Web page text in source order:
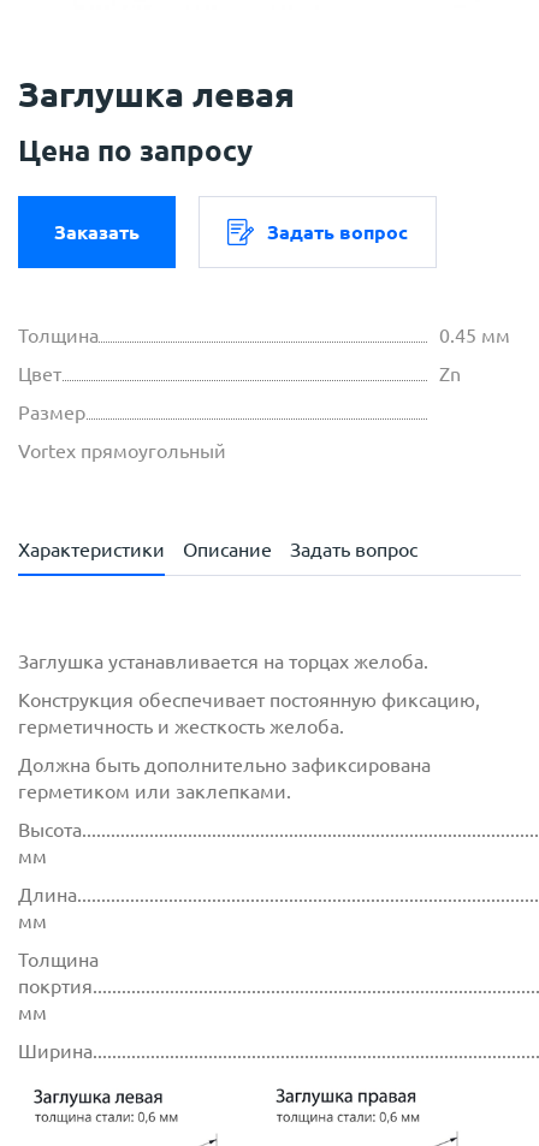
Заглушка левая
Цена по запросу
Заказать Задать вопрос
Толщина
0.45 мм
Цвет
Zn
Размер
Vortex прямоугольный
Характеристики Описание Задать вопрос
Заглушка устанавливается на торцах желоба.
Конструкция обеспечивает постоянную фиксацию,
герметичность и жесткость желоба.
Должна быть дополнительно зафиксирована
герметиком или заклепками.
мм
мм
Толщина
мм